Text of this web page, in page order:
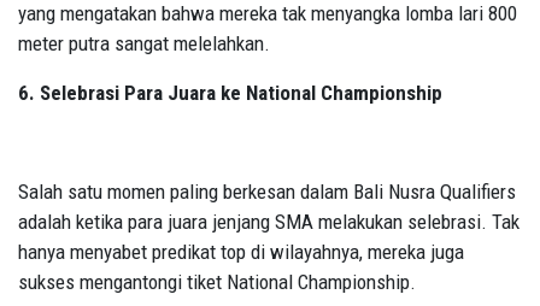
yang mengatakan bahwa mereka tak menyangka lomba lari 800
meter putra sangat melelahkan.
6. Selebrasi Para Juara ke National Championship
Salah satu momen paling berkesan dalam Bali Nusra Qualifiers
adalah ketika para juara jenjang SMA melakukan selebrasi. Tak
hanya menyabet predikat top di wilayahnya, mereka juga
sukses mengantongi tiket National Championship.